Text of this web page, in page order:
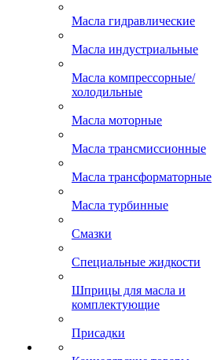
Масла гидравлические
Масла индустриальные
Масла компрессорные/
холодильные
Масла моторные
Масла трансмиссионные
Масла трансформаторные
Масла турбинные
Смазки
Специальные жидкости
Шприцы для масла и
комплектующие
Присадки